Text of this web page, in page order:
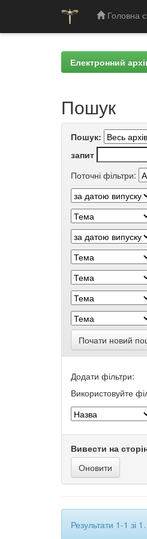
Головна
Електронний
Пошук
Пошук:
запит
Поточні фільтри:
Почати новий
Додати фільтри:
Використовуйте
Вивести на
Результати 1-1 зі 1.